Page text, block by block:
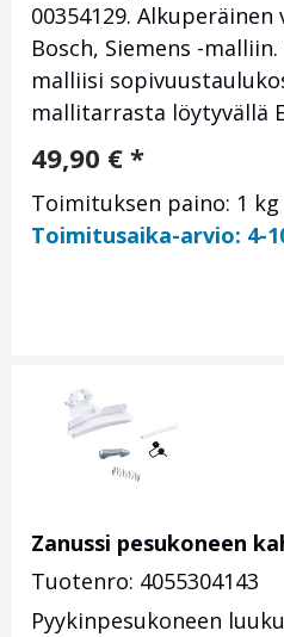
00354129. Alkuperäinen
Bosch, Siemens -
malliisi
mallitarrasta löytyvällä
49,90 € *
Toimituksen paino: 1 kg
Toimitusaika-arvio: 4-
Zanussi pesukoneen
Tuotenro: 4055304143
Pyykinpesukoneen